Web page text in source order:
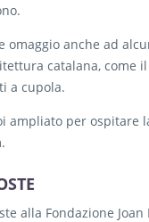
omaggio anche ad
catalana, come
a cupola.
ampliato per ospitare
alla Fondazione